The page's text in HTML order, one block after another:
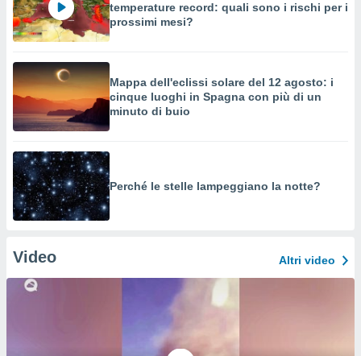
temperature record: quali sono i rischi per i
prossimi mesi?
Mappa dell'eclissi solare del 12 agosto: i
cinque luoghi in Spagna con più di un
minuto di buio
Perché le stelle lampeggiano la notte?
Video Altri video